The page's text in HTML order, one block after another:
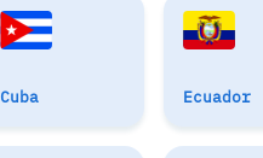
Cuba Ecuador